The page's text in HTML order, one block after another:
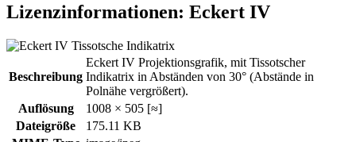
Lizenzinformationen: Eckert IV
Beschreibung
Eckert IV Projektionsgrafik, mit Tissotscher
Indikatrix in Abständen von 30° (Abstände in
Polnähe vergrößert).
Auflösung
1008 × 505 [≈]
Dateigröße
175.11 KB